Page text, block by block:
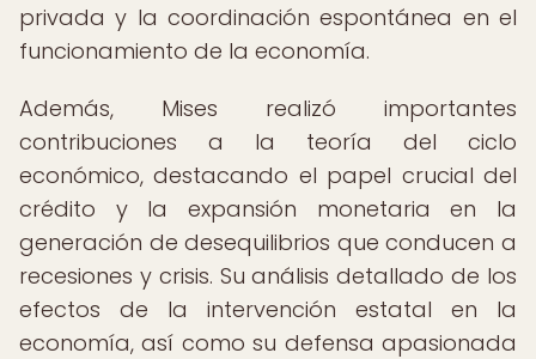
privada y la coordinación espontánea en el
funcionamiento de la economía.
Además, Mises realizó importantes
contribuciones a la teoría del ciclo
económico, destacando el papel crucial del
crédito y la expansión monetaria en la
generación de desequilibrios que conducen a
recesiones y crisis. Su análisis detallado de los
efectos de la intervención estatal en la
economía, así como su defensa apasionada